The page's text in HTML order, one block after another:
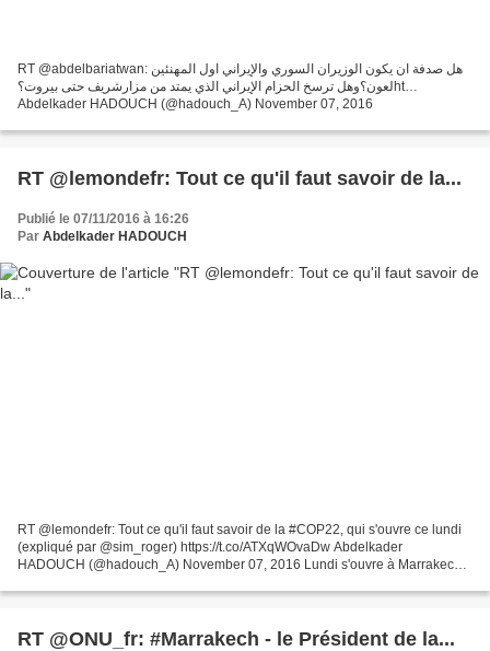
RT @abdelbariatwan: هل صدفة ان يكون الوزيران السوري والإيراني اول المهنئين
لعون؟وهل ترسخ الحزام الإيراني الذي يمتد من مزارشريف حتى بيروت؟ht…
Abdelkader HADOUCH (@hadouch_A) November 07, 2016
RT @lemondefr: Tout ce qu'il faut savoir de la...
Publié le 07/11/2016 à 16:26
Par Abdelkader HADOUCH
RT @lemondefr: Tout ce qu'il faut savoir de la #COP22, qui s'ouvre ce lundi
(expliqué par @sim_roger) https://t.co/ATXqWOvaDw Abdelkader
HADOUCH (@hadouch_A) November 07, 2016 Lundi s'ouvre à Marrakech
RT @ONU_fr: #Marrakech - le Président de la...